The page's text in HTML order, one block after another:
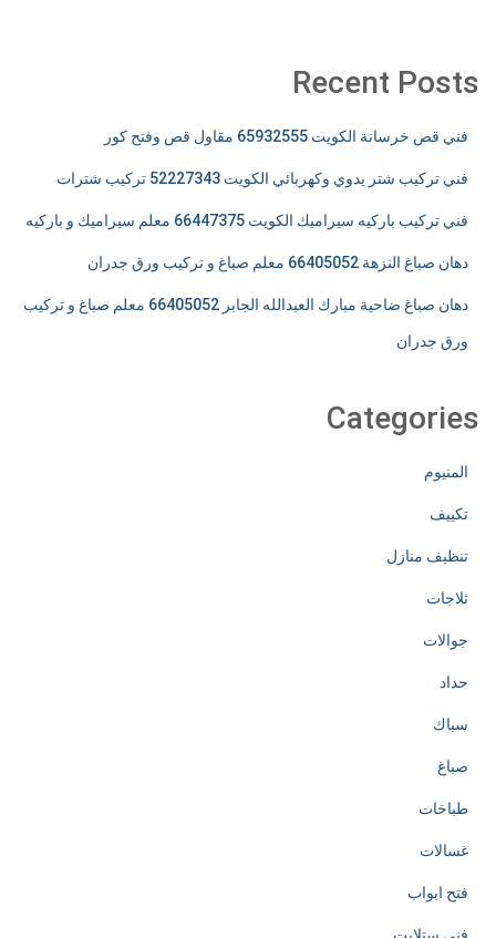
Recent Posts
فني قص خرسانة الكويت 65932555 مقاول قص وفتح كور
فني تركيب شتر يدوي وكهربائي الكويت 52227343 تركيب شترات
فني تركيب باركيه سيراميك الكويت 66447375 معلم سيراميك و باركيه
دهان صباغ النزهة 66405052 معلم صباغ و تركيب ورق جدران
دهان صباغ ضاحية مبارك العبدالله الجابر 66405052 معلم صباغ و تركيب
ورق جدران
Categories
المنيوم
تكييف
تنظيف منازل
ثلاجات
جوالات
حداد
سباك
صباغ
طباخات
غسالات
فتح ابواب
فني ستلايت